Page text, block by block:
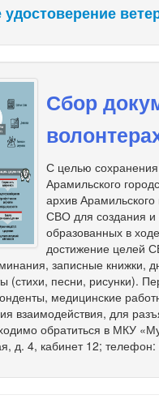
Сбор
С целью сохранения
Арамильского
архив
СВО для создания и
образованных в
достижение целей
записные книжки,
(стихи, песни, рисунки).
медицинские
взаимодействия, для
обратиться в МКУ
д. 4, кабинет 12;